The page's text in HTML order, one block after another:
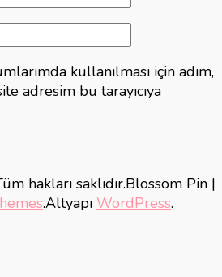
kullanılması için adım,
adresim bu tarayıcıya
hakları saklıdır.Blossom Pin |
.Altyapı WordPress.